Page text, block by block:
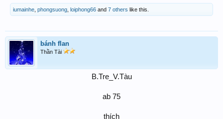
iumainhe phongsuong loiphong66 and 7 others like this.
bánh flan
Thần Tài
B.Tre_V.Tàu
ab 75
thích